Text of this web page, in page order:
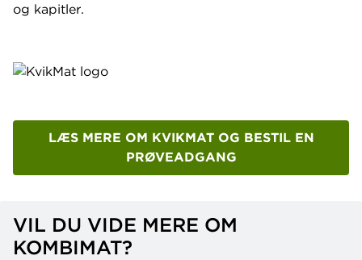
og kapitler.
LÆS MERE OM KVIKMAT OG BESTIL EN
PRØVEADGANG
VIL DU VIDE MERE OM
KOMBIMAT?